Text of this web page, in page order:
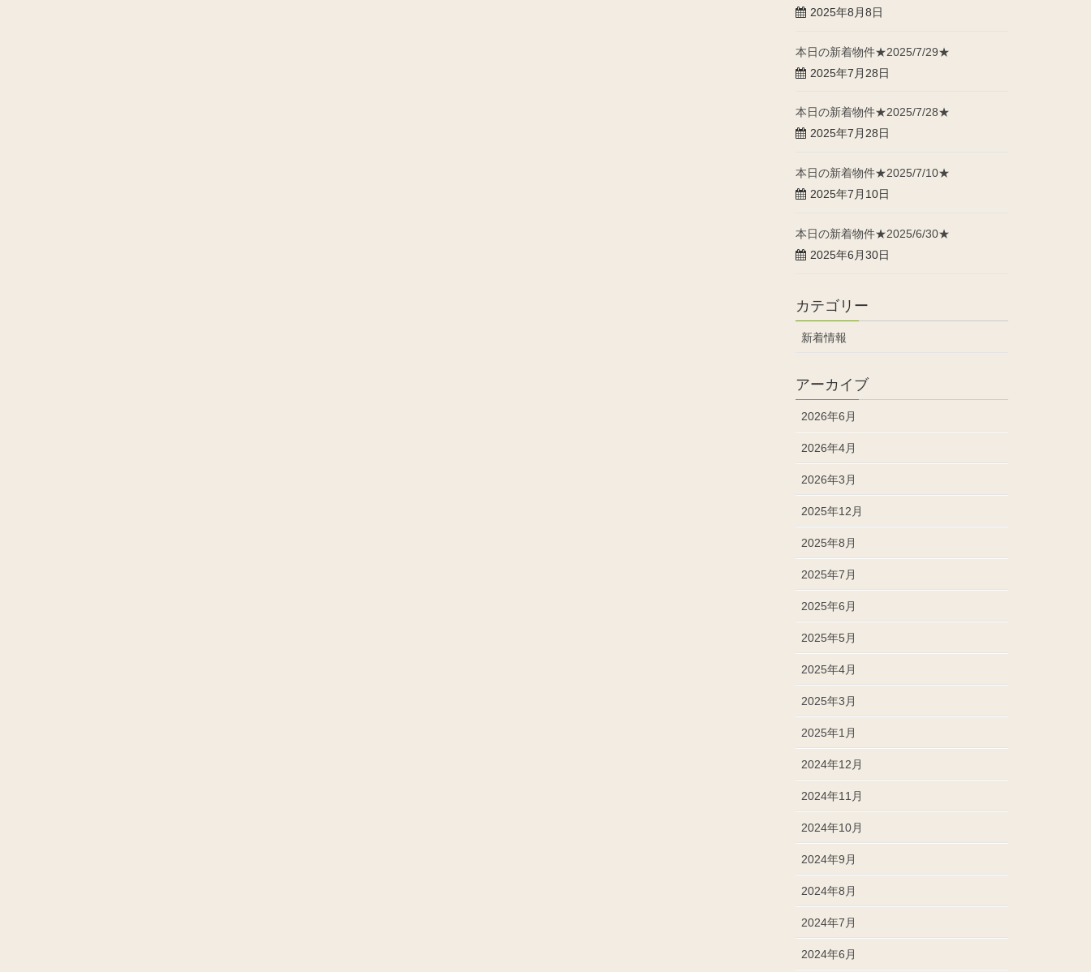
2025年8月8日
本日の新着物件★2025/7/29★
2025年7月28日
本日の新着物件★2025/7/28★
2025年7月28日
本日の新着物件★2025/7/10★
2025年7月10日
本日の新着物件★2025/6/30★
2025年6月30日
カテゴリー
新着情報
アーカイブ
2026年6月
2026年4月
2026年3月
2025年12月
2025年8月
2025年7月
2025年6月
2025年5月
2025年4月
2025年3月
2025年1月
2024年12月
2024年11月
2024年10月
2024年9月
2024年8月
2024年7月
2024年6月